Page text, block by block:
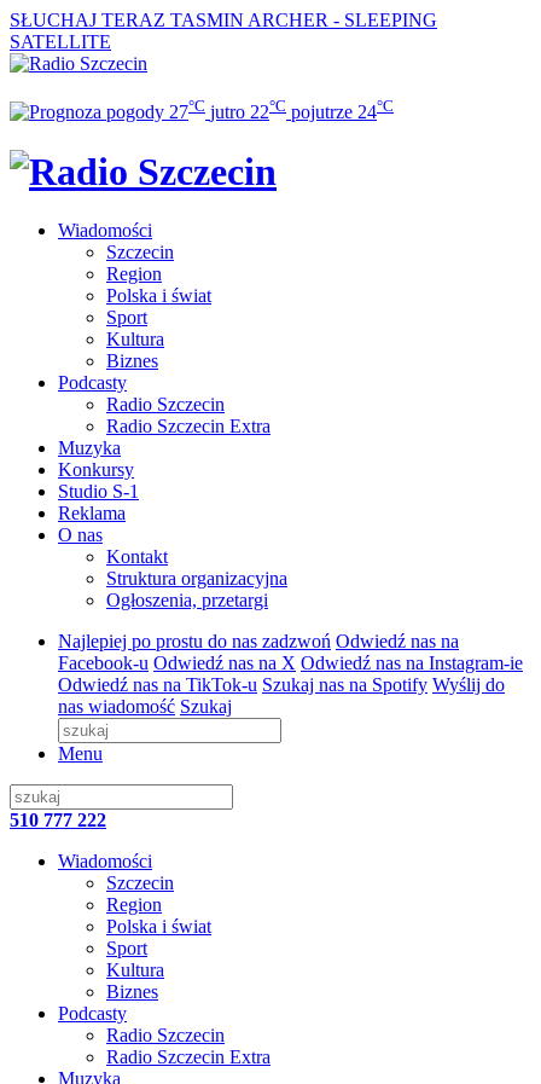
SŁUCHAJ TERAZ TASMIN ARCHER - SLEEPING
SATELLITE
27°C jutro 22°C pojutrze 24°C
Wiadomości
Szczecin
Region
Polska i świat
Sport
Kultura
Biznes
Podcasty
Radio Szczecin
Radio Szczecin Extra
Muzyka
Konkursy
Studio S-1
Reklama
O nas
Kontakt
Struktura organizacyjna
Ogłoszenia, przetargi
Najlepiej po prostu do nas zadzwoń Odwiedź nas na
Facebook-u Odwiedź nas na X Odwiedź nas na Instagram-ie
Odwiedź nas na TikTok-u Szukaj nas na Spotify Wyślij do
nas wiadomość Szukaj
Menu
510 777 222
Wiadomości
Szczecin
Region
Polska i świat
Sport
Kultura
Biznes
Podcasty
Radio Szczecin
Radio Szczecin Extra
Muzyka